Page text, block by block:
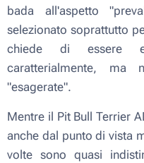
bada all'aspetto
selezionato soprattutto
chiede di essere
caratterialmente,
"esagerate".
Mentre il Pit Bull Terrier
anche dal punto di vista
volte sono quasi